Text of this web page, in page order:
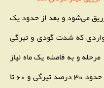
می‌شود و بعد از حدود یک
که شدت گودی و تیرگی
زیاد باشد به تزریق 2 سی‌سی در 2 مرحله و به فاصله یک ماه نیاز
است. در نهایت تزریق فیلر می‌تواند حدود 30 درصد تیرگی و 60 تا